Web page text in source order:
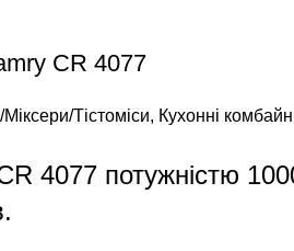
CR 4077
Тістоміси, Кухонні
4077 потужністю